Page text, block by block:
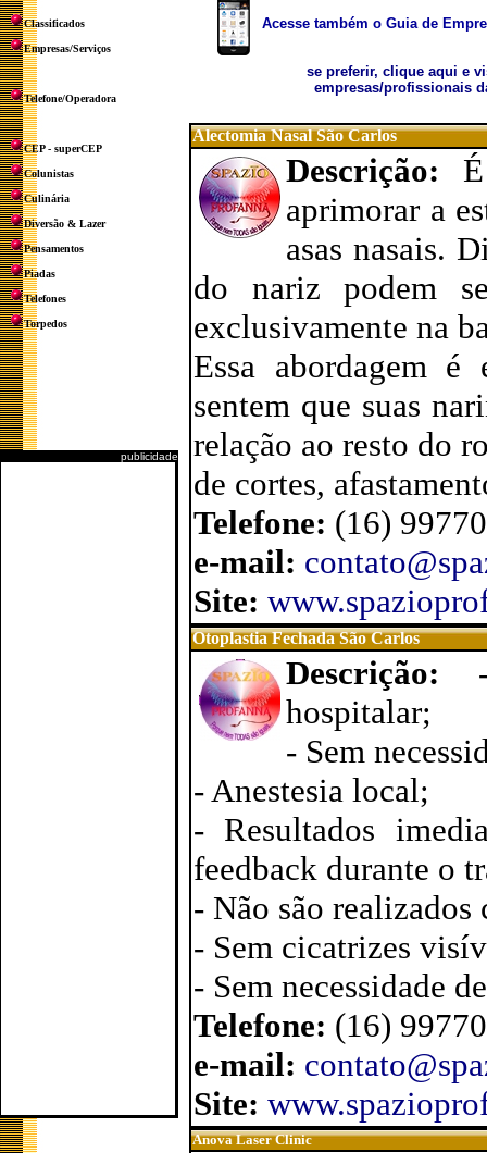
Classificados
Empresas/Serviços
Telefone/Operadora
CEP - superCEP
Colunistas
Culinária
Diversão & Lazer
Pensamentos
Piadas
Telefones
Torpedos
publicidade
Acesse também o Guia de
se preferir, clique aqui e
empresas/profissionais
Alectomia Nasal São Carlos
Descrição:
aprimorar a
asas nasais.
do nariz podem
exclusivamente na
Essa abordagem é
sentem que suas
relação ao resto do
de cortes,
Telefone: (16)
e-mail:
Site:
Otoplastia Fechada São Carlos
Descrição:
hospitalar;
- Sem
- Anestesia local;
- Resultados
feedback durante o
- Não são realizados
- Sem cicatrizes
- Sem necessidade
Telefone: (16)
e-mail:
Site:
Anova Laser Clinic